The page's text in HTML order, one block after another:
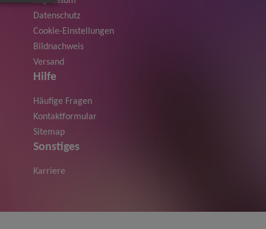
Datenschutz
Cookie-Einstellungen
Bildnachweis
Versand
Hilfe
Häufige Fragen
Kontaktformular
Sitemap
Sonstiges
Karriere